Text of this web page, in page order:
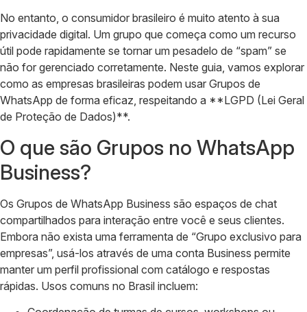
No entanto, o consumidor brasileiro é muito atento à sua
privacidade digital. Um grupo que começa como um recurso
útil pode rapidamente se tornar um pesadelo de “spam” se
não for gerenciado corretamente. Neste guia, vamos explorar
como as empresas brasileiras podem usar Grupos de
WhatsApp de forma eficaz, respeitando a **LGPD (Lei Geral
de Proteção de Dados)**.
O que são Grupos no WhatsApp
Business?
Os Grupos de WhatsApp Business são espaços de chat
compartilhados para interação entre você e seus clientes.
Embora não exista uma ferramenta de “Grupo exclusivo para
empresas”, usá-los através de uma conta Business permite
manter um perfil profissional com catálogo e respostas
rápidas. Usos comuns no Brasil incluem: